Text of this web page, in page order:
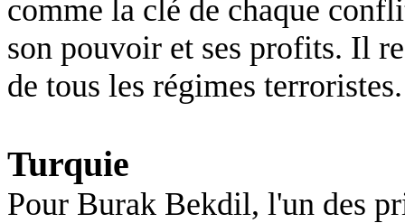
comme la clé de chaque
son pouvoir et ses profits. Il
de tous les régimes terroristes.
Turquie
Pour Burak Bekdil, l'un des